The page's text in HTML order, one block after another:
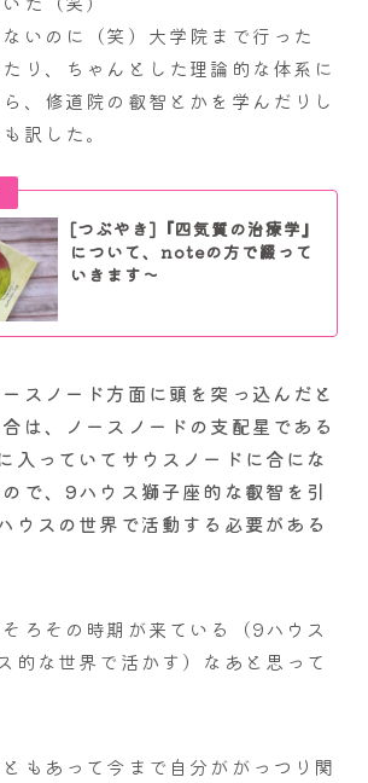
いのに（笑）大学院まで行った
り、ちゃんとした理論的な体系に
、修道院の叡智とかを学んだりし
訳した。
[つぶやき]『四気質の治療学』
について、noteの方で綴って
いきます～
スノード方面に頭を突っ込んだと
は、ノースノードの支配星である
入っていてサウスノードに合にな
で、9ハウス獅子座的な叡智を引
ウスの世界で活動する必要がある
ろその時期が来ている（9ハウス
的な世界で活かす）なあと思って
もあって今まで自分ががっつり関